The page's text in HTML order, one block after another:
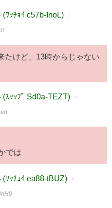
ﾜｯﾁｮｲ c57b-InoL) ：
たけど、13時からじゃない
ｽｯｯﾌﾟ Sd0a-TEZT) ：
では
ﾜｯﾁｮｲ ea88-tBUZ) ：